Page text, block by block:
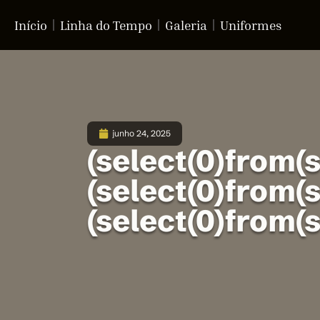
Início Linha do Tempo Galeria Uniformes
junho 24, 2025